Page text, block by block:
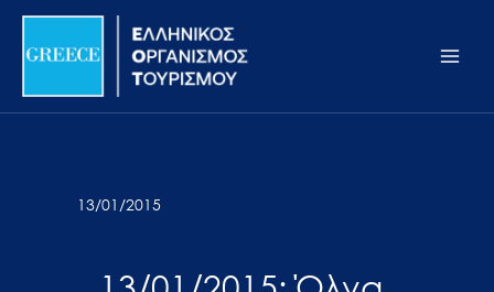
Σημείωση:
ιστότοπος
προσβασιμότητας.
Μετάβαση
περιεχόμενο
13/01/2015